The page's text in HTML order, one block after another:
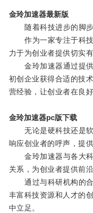
金玲加速器最新版
随着科技进步的脚步
作为一家专注于科技
力于为创业者提供切实
金玲加速器通过提供
初创企业获得合适的技
营经验，让创业者在良
金玲加速器pc版下载
无论是硬科技还是软
响应创业者的呼声，提
金玲加速器与各大科
关系，为创业者提供前
通过与科研机构的合
丰富科技资源和人才的
中立足。